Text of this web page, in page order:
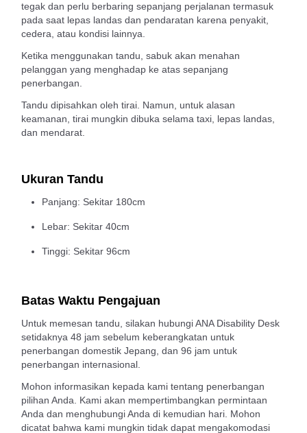
tegak dan perlu berbaring sepanjang perjalanan termasuk
pada saat lepas landas dan pendaratan karena penyakit,
cedera, atau kondisi lainnya.
Ketika menggunakan tandu, sabuk akan menahan
pelanggan yang menghadap ke atas sepanjang
penerbangan.
Tandu dipisahkan oleh tirai. Namun, untuk alasan
keamanan, tirai mungkin dibuka selama taxi, lepas landas,
dan mendarat.
Ukuran Tandu
Panjang: Sekitar 180cm
Lebar: Sekitar 40cm
Tinggi: Sekitar 96cm
Batas Waktu Pengajuan
Untuk memesan tandu, silakan hubungi ANA Disability Desk
setidaknya 48 jam sebelum keberangkatan untuk
penerbangan domestik Jepang, dan 96 jam untuk
penerbangan internasional.
Mohon informasikan kepada kami tentang penerbangan
pilihan Anda. Kami akan mempertimbangkan permintaan
Anda dan menghubungi Anda di kemudian hari. Mohon
dicatat bahwa kami mungkin tidak dapat mengakomodasi